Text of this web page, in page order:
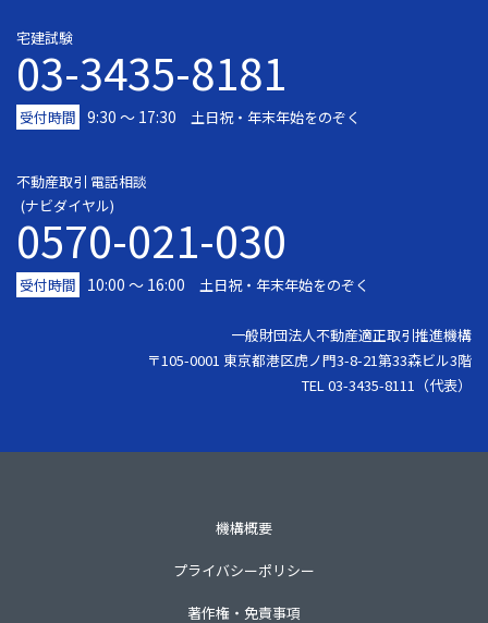
宅建試験
03-3435-8181
受付時間 9:30 〜 17:30 土日祝・年末年始をのぞく
不動産取引 電話相談
(ナビダイヤル)
0570-021-030
受付時間 10:00 ～ 16:00 土日祝・年末年始をのぞく
一般財団法人不動産適正取引推進機構
〒105-0001 東京都港区虎ノ門3-8-21第33森ビル3階
TEL 03-3435-8111（代表）
機構概要
プライバシーポリシー
著作権・免責事項